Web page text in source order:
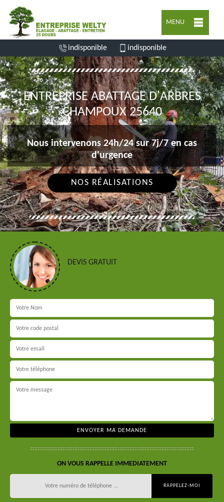
MENU
indisponible indisponible
ENTREPRISE ABATTAGE D'ARBRES
CHAMPOUX 25640
Nous intervenons 24h/24 sur 7j/7 en cas
d'urgence
NOS RÉALISATIONS
DEVIS GRATUIT
ON VOUS RAPPELLE IMMEDIATEMENT